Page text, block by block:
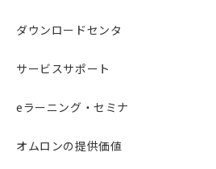
ダウンロードセンタ
サービスサポート
eラーニング・セミナ
オムロンの提供価値